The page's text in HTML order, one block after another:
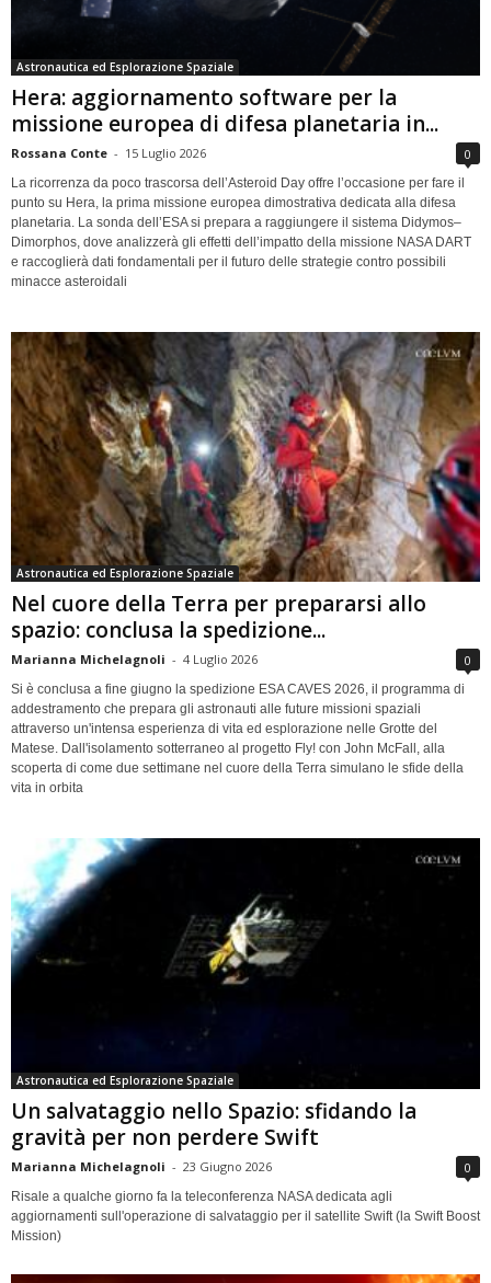
Astronautica ed Esplorazione Spaziale
Hera: aggiornamento software per la
missione europea di difesa planetaria in...
Rossana Conte - 15 Luglio 2026 0
La ricorrenza da poco trascorsa dell’Asteroid Day offre l’occasione per fare il
punto su Hera, la prima missione europea dimostrativa dedicata alla difesa
planetaria. La sonda dell’ESA si prepara a raggiungere il sistema Didymos–
Dimorphos, dove analizzerà gli effetti dell’impatto della missione NASA DART
e raccoglierà dati fondamentali per il futuro delle strategie contro possibili
minacce asteroidali
Astronautica ed Esplorazione Spaziale
Nel cuore della Terra per prepararsi allo
spazio: conclusa la spedizione...
Marianna Michelagnoli - 4 Luglio 2026 0
Si è conclusa a fine giugno la spedizione ESA CAVES 2026, il programma di
addestramento che prepara gli astronauti alle future missioni spaziali
attraverso un'intensa esperienza di vita ed esplorazione nelle Grotte del
Matese. Dall'isolamento sotterraneo al progetto Fly! con John McFall, alla
scoperta di come due settimane nel cuore della Terra simulano le sfide della
vita in orbita
Astronautica ed Esplorazione Spaziale
Un salvataggio nello Spazio: sfidando la
gravità per non perdere Swift
Marianna Michelagnoli - 23 Giugno 2026 0
Risale a qualche giorno fa la teleconferenza NASA dedicata agli
aggiornamenti sull'operazione di salvataggio per il satellite Swift (la Swift Boost
Mission)